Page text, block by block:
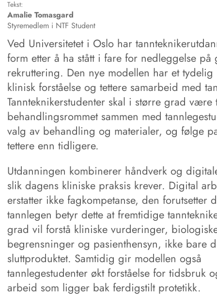
Tekst:
Amalie Tomasgard
Styremedlem i NTF Student
Ved Universitetet i Oslo har
form etter å ha stått i fare for nedleggelse på
rekruttering. Den nye modellen har et tydelig
klinisk forståelse og tettere samarbeid med
Tannteknikerstudenter skal i større grad være
behandlingsrommet sammen med
valg av behandling og materialer, og følge
tettere enn tidligere.
Utdanningen kombinerer håndverk og
slik dagens kliniske praksis krever. Digital
erstatter ikke fagkompetanse, den forutsetter
tannlegen betyr dette at fremtidige
grad vil forstå kliniske vurderinger,
begrensninger og pasienthensyn, ikke bare
sluttproduktet. Samtidig gir modellen også
tannlegestudenter økt forståelse for tidsbruk
arbeid som ligger bak ferdigstilt protetikk.